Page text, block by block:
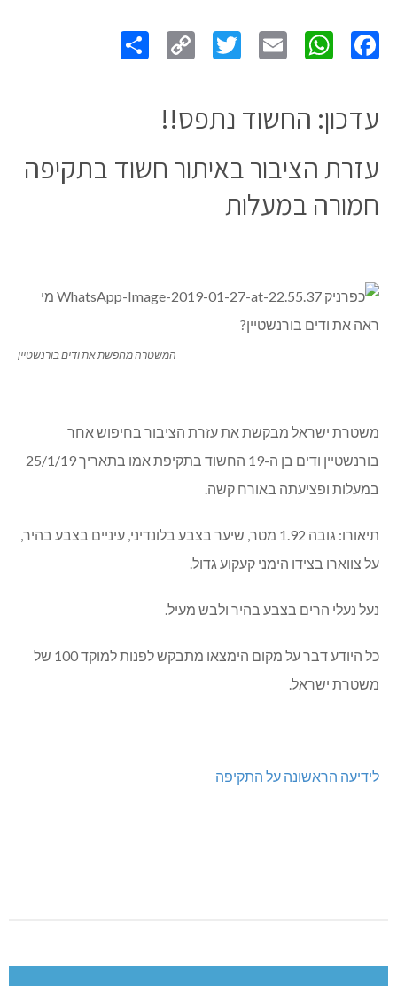
Link
עדכון: החשוד נתפס!!
עזרת הציבור באיתור חשוד בתקיפה
חמורה במעלות
המשטרה מחפשת את ודים בורנשטיין
משטרת ישראל מבקשת את עזרת הציבור בחיפוש אחר
בורנשטיין ודים בן ה-19 החשוד בתקיפת אמו בתאריך 25/1/19
במעלות ופציעתה באורח קשה.
תיאורו: גובה 1.92 מטר, שיער בצבע בלונדיני, עיניים בצבע בהיר,
על צווארו בצידו הימני קעקוע גדול.
נעל נעלי הרים בצבע בהיר ולבש מעיל.
כל היודע דבר על מקום הימצאו מתבקש לפנות למוקד 100 של
משטרת ישראל.
לידיעה הראשונה על התקיפה